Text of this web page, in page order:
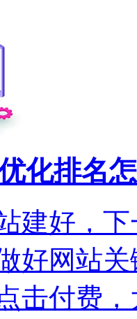
化排名
建好，
好网站
击付费